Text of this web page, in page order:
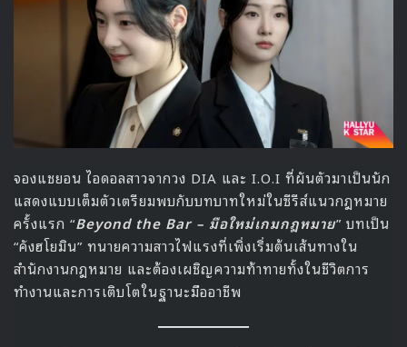
จองแชยอน ไอดอลสาวจากวง DIA และ I.O.I ที่ผันตัวมาเป็นนัก
แสดงแบบเต็มตัวเตรียมพบกับบทบาทใหม่ในซีรีส์แนวกฎหมาย
ครั้งแรก “Beyond the Bar – มือใหม่เกมกฎหมาย” บทเป็น
“คังฮโยมิน” ทนายความสาวไฟแรงที่เพิ่งเริ่มต้นเส้นทางใน
สำนักงานกฎหมาย และต้องเผชิญความท้าทายทั้งในชีวิตการ
ทำงานและการเติบโตในฐานะมืออาชีพ